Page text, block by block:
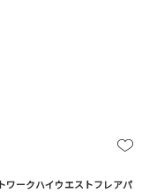
ワークハイウエストフレアパ